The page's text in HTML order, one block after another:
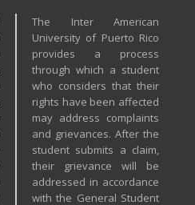
The Inter American
University of Puerto Rico
provides a process
through which a student
who considers that their
rights have been affected
may address complaints
and grievances. After the
student submits a claim,
their grievance will be
addressed in accordance
with the General Student